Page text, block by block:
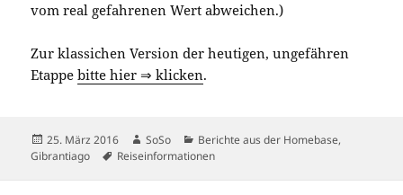
vom real gefahrenen Wert abweichen.)
Zur klassichen Version der heutigen, ungefähren
Etappebitte hier ⇒ klicken.
Veröffentlicht
am
25. März 2016 Autor
SoSo Kategorien
Berichte aus der Homebase,
Gibrantiago
Schlagwörter
Reiseinformationen